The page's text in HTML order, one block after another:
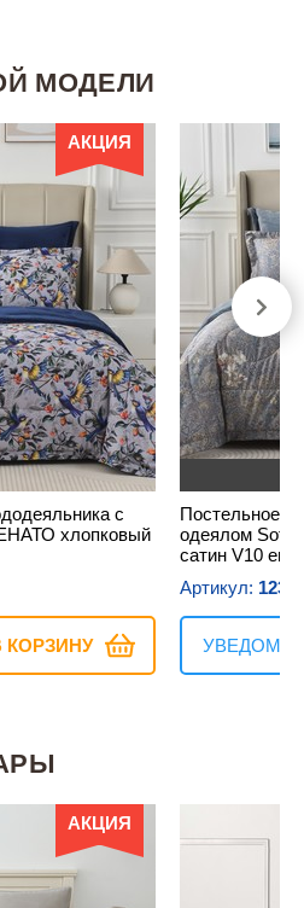
МОДЕЛИ
АКЦИЯ
с
хлопковый
КОРЗИНУ
Постельное
одеялом Sofi
сатин V10
Артикул:
АКЦИЯ